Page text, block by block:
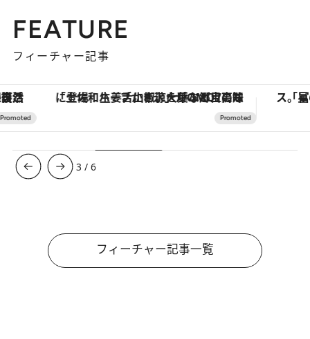
FEATURE
フィーチャー記事
「土佐和ハーブかき氷」がOMO7高知に登場！生姜、山椒、大葉など目にも舌にも涼を呼ぶ郷土の味
3 /6
フィーチャー記事一覧